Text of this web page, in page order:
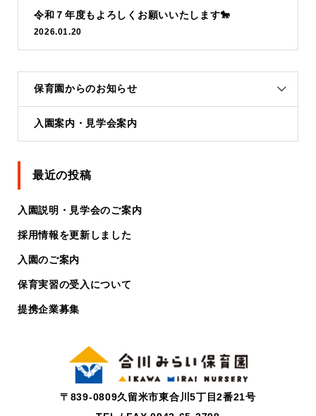
令和７年度もよろしくお願いいたします🐎
2026.01.20
保育園からのお知らせ
入園案内・見学会案内
最近の投稿
入園説明・見学会のご案内
採用情報を更新しました
入園のご案内
保育実習の受入について
提携企業募集
〒839-0809久留米市東合川5丁目2番21号